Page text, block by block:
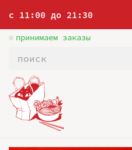
с 11:00 до 21:30
принимаем заказы